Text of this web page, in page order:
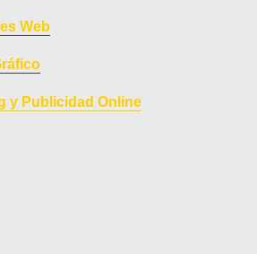
Web
y Publicidad Online